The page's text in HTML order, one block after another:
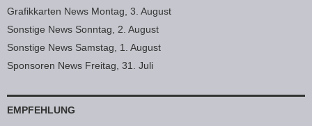
Grafikkarten News Montag, 3. August
Sonstige News Sonntag, 2. August
Sonstige News Samstag, 1. August
Sponsoren News Freitag, 31. Juli
EMPFEHLUNG